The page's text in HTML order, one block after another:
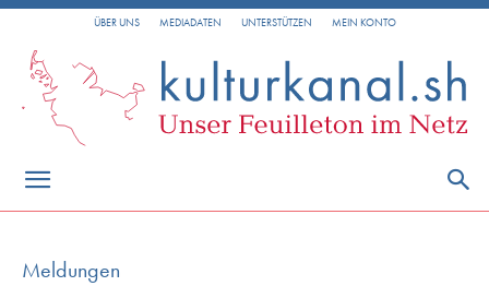
ÜBER UNS MEDIADATEN UNTERSTÜTZEN MEIN KONTO
Meldungen